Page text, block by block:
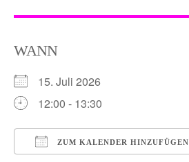
WANN
15. Juli 2026
12:00 - 13:30
ZUM KALENDER HINZUFÜGEN